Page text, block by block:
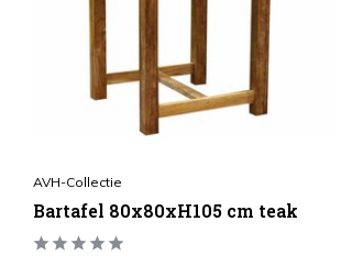
AVH-Collectie
Bartafel 80x80xH105 cm teak